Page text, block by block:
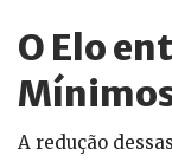
O Elo
A redução